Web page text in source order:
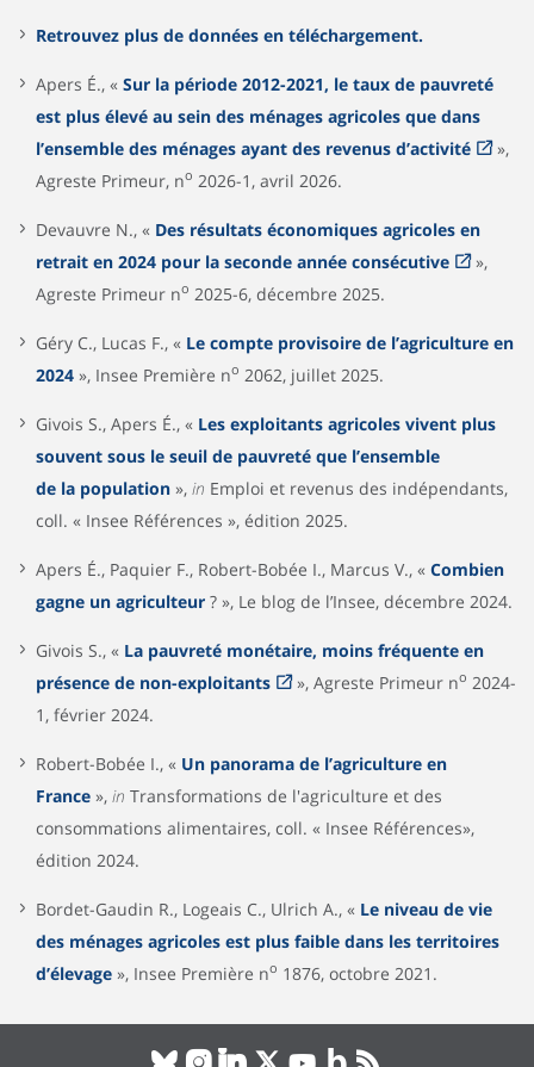
Retrouvez plus de données en téléchargement.
Apers É., « Sur la période 2012-2021, le taux de pauvreté
est plus élevé au sein des ménages agricoles que dans
l’ensemble des ménages ayant des revenus d’activité
»,
Agreste Primeur, no 2026-1, avril 2026.
Devauvre N., « Des résultats économiques agricoles en
retrait en 2024 pour la seconde année consécutive
»,
Agreste Primeur no 2025-6, décembre 2025.
Géry C., Lucas F., « Le compte provisoire de l’agriculture en
2024 », Insee Première no 2062, juillet 2025.
Givois S., Apers É., « Les exploitants agricoles vivent plus
souvent sous le seuil de pauvreté que l’ensemble
de la population », in Emploi et revenus des indépendants,
coll. « Insee Références », édition 2025.
Apers É., Paquier F., Robert-Bobée I., Marcus V., « Combien
gagne un agriculteur ? », Le blog de l’Insee, décembre 2024.
Givois S., « La pauvreté monétaire, moins fréquente en
présence de non-exploitants
», Agreste Primeur no 2024-
1, février 2024.
Robert-Bobée I., « Un panorama de l’agriculture en
France », in Transformations de l'agriculture et des
consommations alimentaires, coll. « Insee Références»,
édition 2024.
Bordet-Gaudin R., Logeais C., Ulrich A., « Le niveau de vie
des ménages agricoles est plus faible dans les territoires
d’élevage », Insee Première no 1876, octobre 2021.